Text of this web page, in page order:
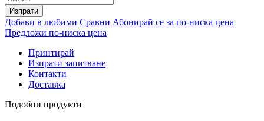
Изпрати
Добави в любими Сравни Абонирай се за по-ниска цена
Предложи по-ниска цена
Принтирай
Изпрати запитване
Контакти
Доставка
Подобни продукти